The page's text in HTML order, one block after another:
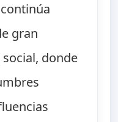
gran
donde